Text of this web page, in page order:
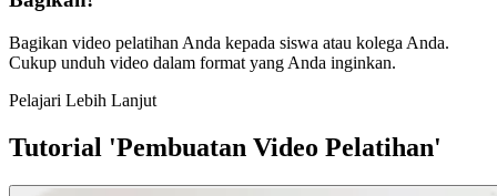
Bagikan video pelatihan Anda kepada siswa atau kolega Anda.
Cukup unduh video dalam format yang Anda inginkan.
Pelajari Lebih Lanjut
Tutorial 'Pembuatan Video Pelatihan'